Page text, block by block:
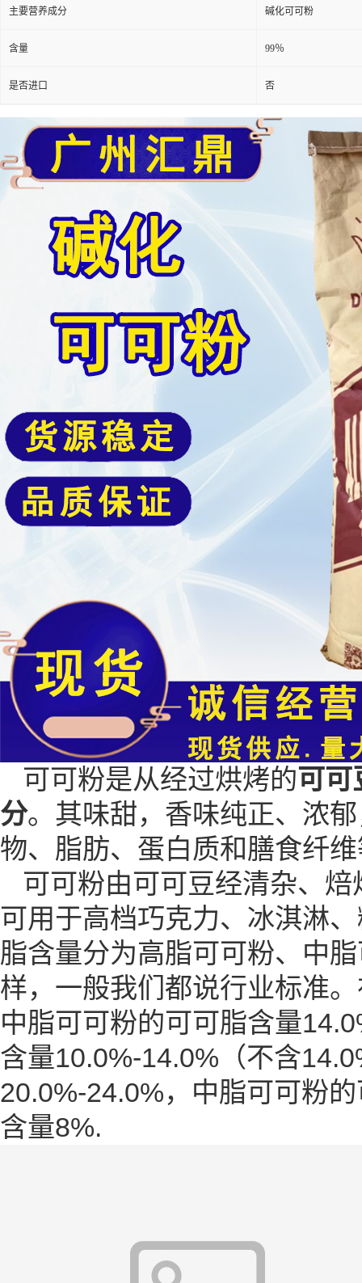
主要营养成分 碱化可可粉
含量 99％
是否进口 否
可可粉是从经过烘烤的可可
分。其味甜，香味纯正、浓
物、脂肪、蛋白质和膳食纤
可可粉由可可豆经清杂、
可用于高档巧克力、冰淇淋
脂含量分为高脂可可粉、中
样，一般我们都说行业标准
中脂可可粉的可可脂含量
含量10.0%-14.0%（不含
20.0%-24.0%，中脂可可粉
含量8%.